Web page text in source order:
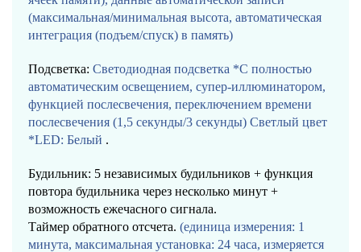
(максимальная/минимальная высота, автоматическая
интеграция (подъем/спуск) в память)
Подсветка: Светодиодная подсветка *С полностью
автоматическим освещением, супер-иллюминатором,
функцией послесвечения, переключением времени
послесвечения (1,5 секунды/3 секунды) Светлый цвет
*LED: Белый .
Будильник: 5 независимых будильников + функция
повтора будильника через несколько минут +
возможность ежечасного сигнала.
Таймер обратного отсчета. (единица измерения: 1
минута, максимальная установка: 24 часа, измеряется